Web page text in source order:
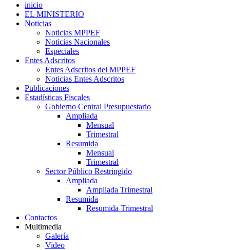
inicio
EL MINISTERIO
Noticias
Noticias MPPEF
Noticias Nacionales
Especiales
Entes Adscritos
Entes Adscritos del MPPEF
Noticias Entes Adscritos
Publicaciones
Estadísticas Fiscales
Gobierno Central Presupuestario
Ampliada
Mensual
Trimestral
Resumida
Mensual
Trimestral
Sector Público Restringido
Ampliada
Ampliada Trimestral
Resumida
Resumida Trimestral
Contactos
Multimedia
Galería
Video